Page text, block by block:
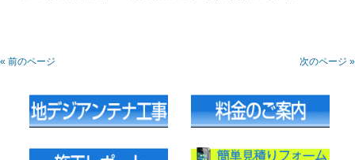
« 前のページ 次のページ »